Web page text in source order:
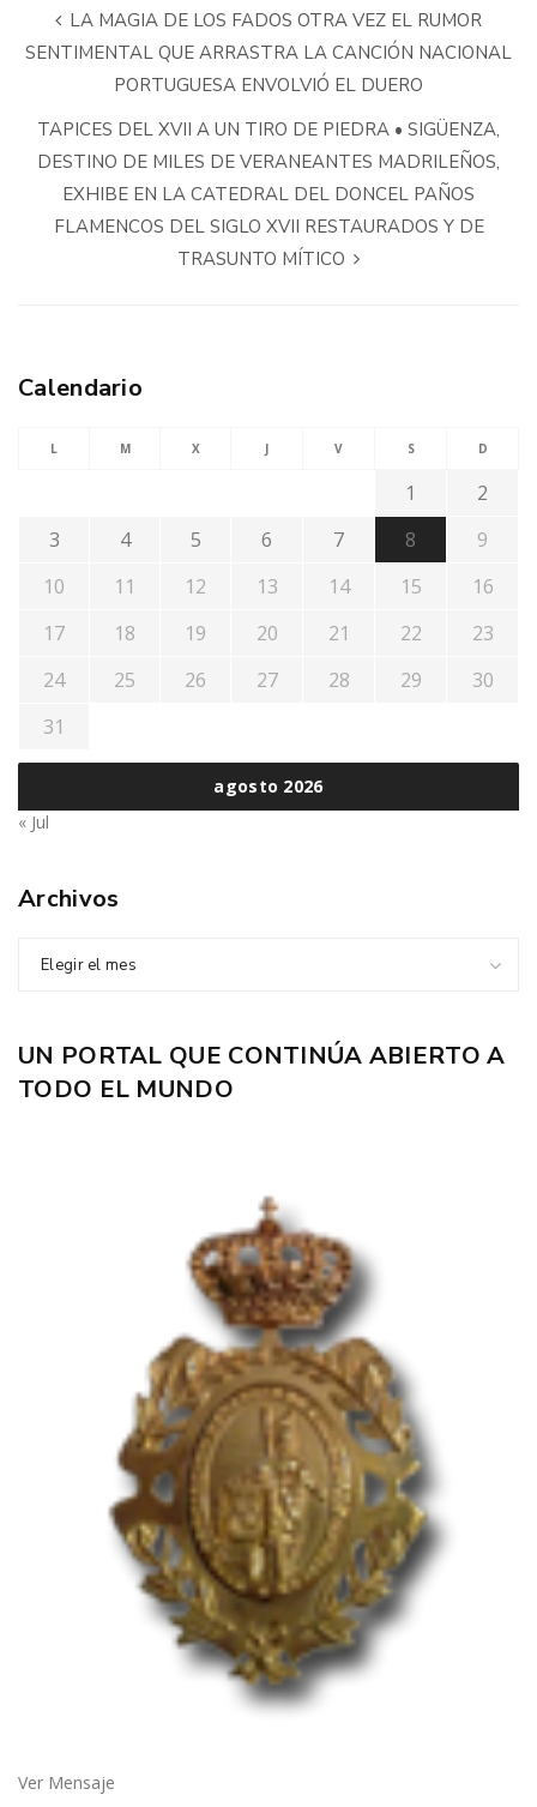
LA MAGIA DE LOS FADOS OTRA VEZ EL RUMOR
SENTIMENTAL QUE ARRASTRA LA CANCIÓN NACIONAL
PORTUGUESA ENVOLVIÓ EL DUERO
TAPICES DEL XVII A UN TIRO DE PIEDRA • SIGÜENZA,
DESTINO DE MILES DE VERANEANTES MADRILEÑOS,
EXHIBE EN LA CATEDRAL DEL DONCEL PAÑOS
FLAMENCOS DEL SIGLO XVII RESTAURADOS Y DE
TRASUNTO MÍTICO
Calendario
agosto 2026
L M X J V S D
1
2
3
4 5 6 7 8
9
10
11 12 13 14 15
16
17
18 19 20 21 22
23
24
25 26 27 28 29
30
31
« Jul
Archivos
Elegir el mes
UN PORTAL QUE CONTINÚA ABIERTO A
TODO EL MUNDO
Ver Mensaje